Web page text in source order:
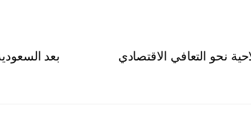
بعد نحو التعافي الاقتصادي